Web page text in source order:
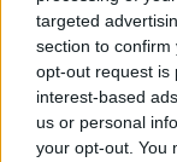
targeted
section to
opt-out request is
interest-based
us or personal
your opt-out. You